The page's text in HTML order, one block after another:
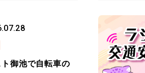
御池で自転車の